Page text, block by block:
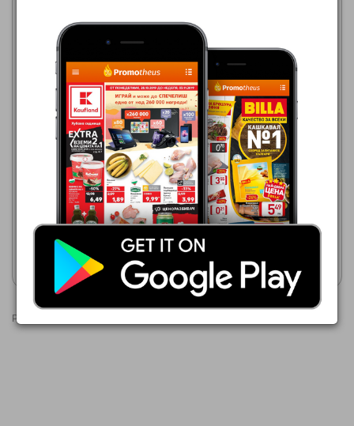
01.07.2026 - 31.08.2026
СИМА Конфитюр
Покажи брошурата
BILLA
23.07.2026 - 19.08.2026
1,69 €
BILLA PREMIUM Конфитюр
портокал
Покажи брошурата
Реклами